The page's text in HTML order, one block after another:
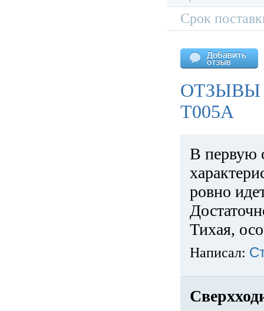
Срок
ОТЗЫВЫ
T005A
В первую
ровно
Тихая,
Написал: